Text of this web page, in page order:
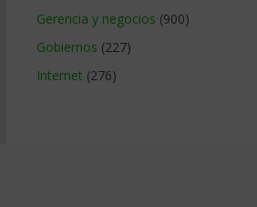
Gerencia y negocios (900)
Gobiernos (227)
Internet (276)